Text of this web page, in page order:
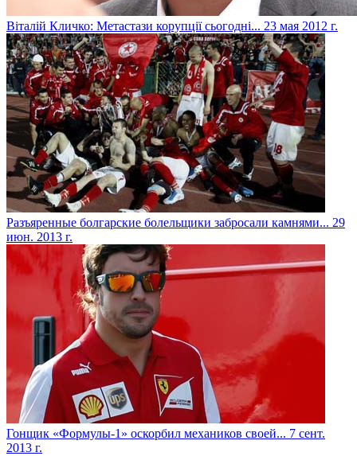
Віталій Кличко: Метастази корупції сьогодні... 23 мая 2012 г.
Разъяренные болгарские болельщики забросали камнями... 29
июн. 2013 г.
Гонщик «Формулы-1» оскорбил механиков своей... 7 сент.
2013 г.